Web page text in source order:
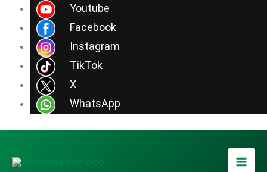
Youtube
Facebook
Instagram
TikTok
X
WhatsApp
contenido